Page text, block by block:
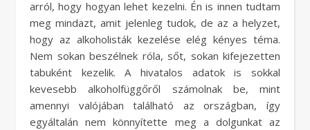
arról, hogy hogyan lehet kezelni. Én is innen tudtam
meg mindazt, amit jelenleg tudok, de az a helyzet,
hogy az alkoholisták kezelése elég kényes téma.
Nem sokan beszélnek róla, sőt, sokan kifejezetten
tabuként kezelik. A hivatalos adatok is sokkal
kevesebb alkoholfüggőről számolnak be, mint
amennyi valójában található az országban, így
egyáltalán nem könnyítette meg a dolgunkat az